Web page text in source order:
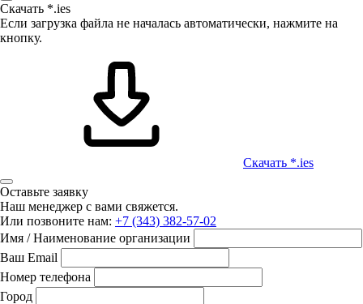
Скачать *.ies
Если загрузка файла не началась автоматически, нажмите на
кнопку.
Скачать *.ies
Оставьте заявку
Наш менеджер с вами свяжется.
Или позвоните нам: +7 (343) 382-57-02
Имя / Наименование организации
Ваш Email
Номер телефона
Город